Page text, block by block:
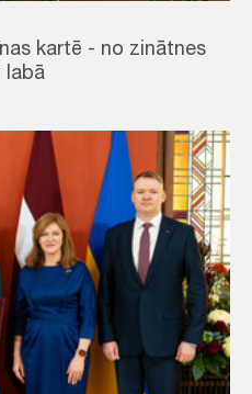
kartē - no zinātnes
labā